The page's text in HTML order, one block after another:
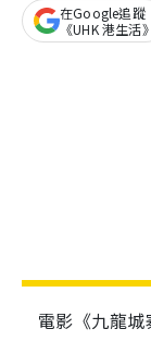
在Google追蹤
《UHK 港生活》
電影《九龍